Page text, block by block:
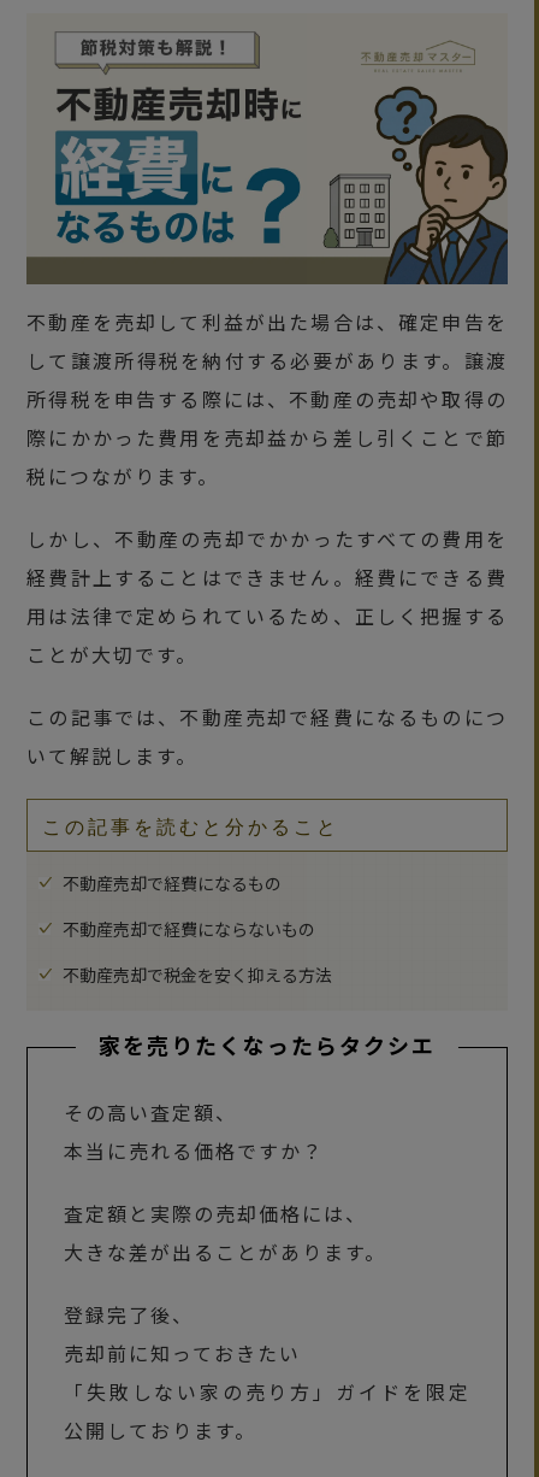
不動産を売却して利益が出た場合は、確定申告を
して譲渡所得税を納付する必要があります。譲渡
所得税を申告する際には、不動産の売却や取得の
際にかかった費用を売却益から差し引くことで節
税につながります。
しかし、不動産の売却でかかったすべての費用を
経費計上することはできません。経費にできる費
用は法律で定められているため、正しく把握する
ことが大切です。
この記事では、不動産売却で経費になるものにつ
いて解説します。
この記事を読むと分かること
不動産売却で経費になるもの
不動産売却で経費にならないもの
不動産売却で税金を安く抑える方法
家を売りたくなったらタクシエ
その高い査定額、
本当に売れる価格ですか？
査定額と実際の売却価格には、
大きな差が出ることがあります。
登録完了後、
売却前に知っておきたい
「失敗しない家の売り方」ガイドを限定
公開しております。